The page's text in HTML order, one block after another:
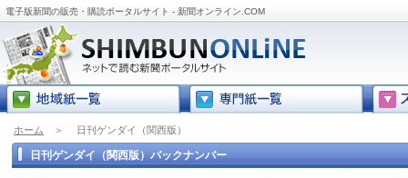
電子版新聞の販売・購読ポータルサイト - 新聞オンライン.COM
ホーム ＞ 日刊ゲンダイ（関西版）
日刊ゲンダイ（関西版）バックナンバー